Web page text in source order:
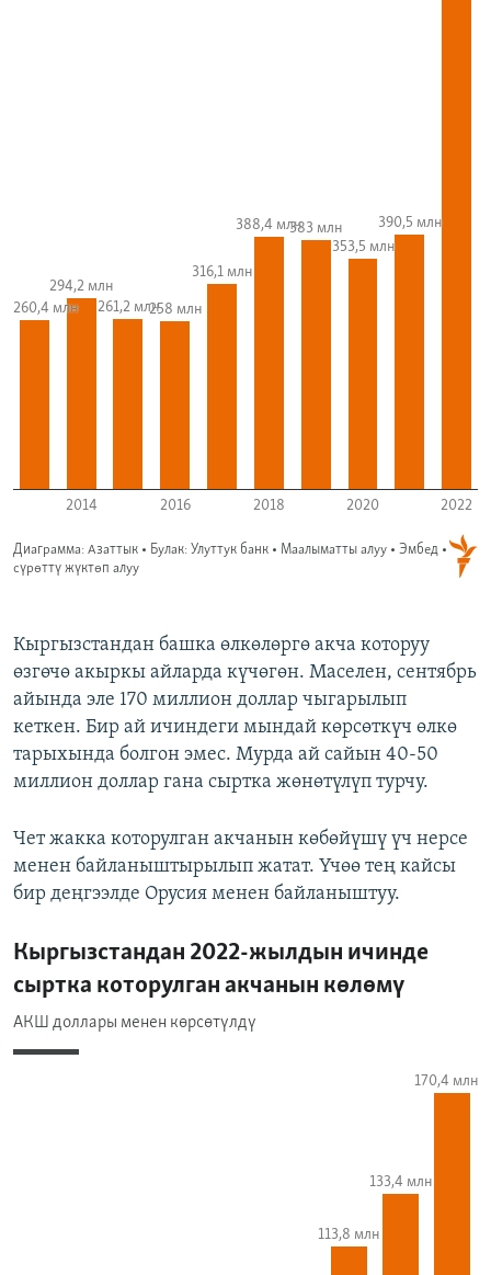
Кыргызстандан башка өлкөлөргө акча которуу
өзгөчө акыркы айларда күчөгөн. Маселен, сентябрь
айында эле 170 миллион доллар чыгарылып
кеткен. Бир ай ичиндеги мындай көрсөткүч өлкө
тарыхында болгон эмес. Мурда ай сайын 40-50
миллион доллар гана сыртка жөнөтүлүп турчу.
Чет жакка которулган акчанын көбөйүшү үч нерсе
менен байланыштырылып жатат. Үчөө тең кайсы
бир деңгээлде Орусия менен байланыштуу.